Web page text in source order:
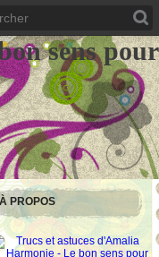
sens pour
À PROPOS